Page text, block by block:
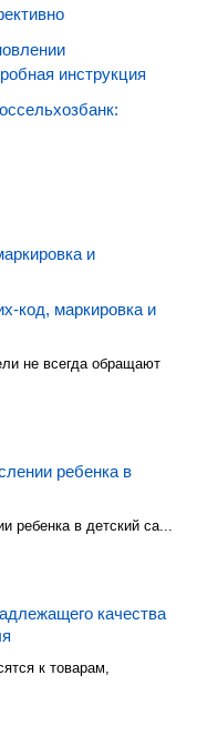
инструкция
код, маркировка и
не всегда обращают
ребенка в
ребенка в детский са...
качества
к товарам,